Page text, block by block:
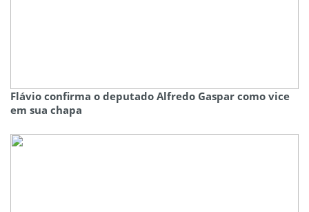
Flávio confirma o deputado Alfredo Gaspar como vice
em sua chapa